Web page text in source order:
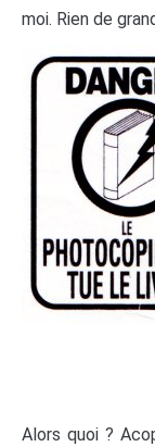
moi. Rien de
Alors quoi ?